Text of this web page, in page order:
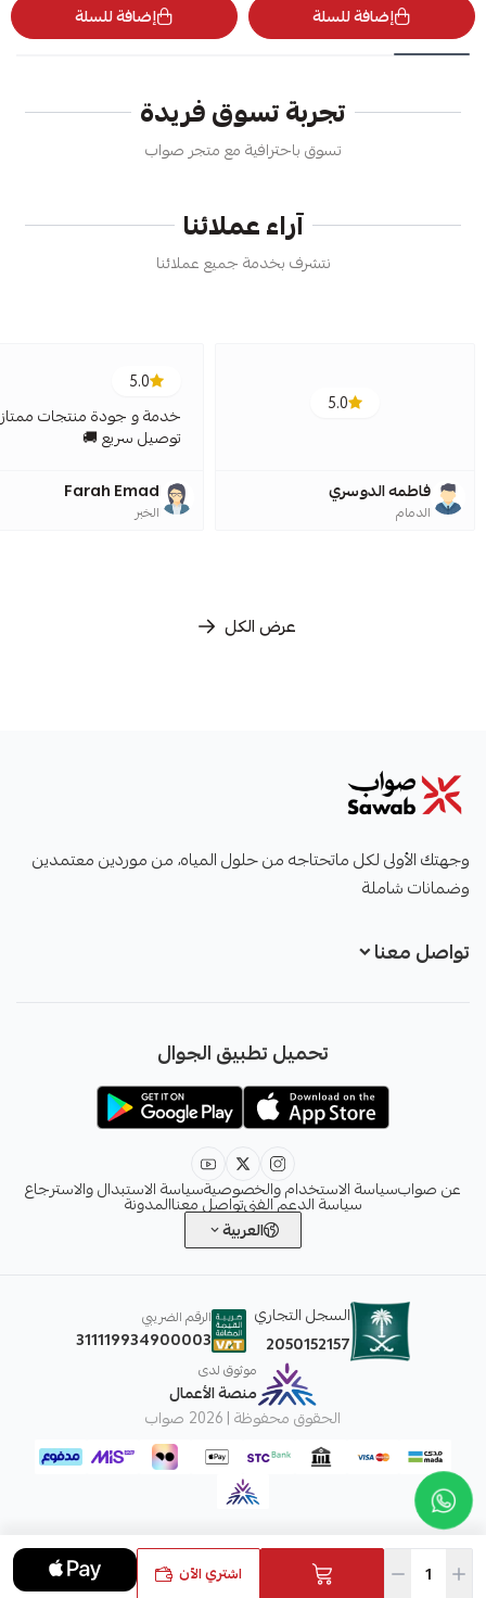
اشتري الآن
إضافة للسلة إضافة للسلة
تجربة تسوق فريدة
تسوق باحترافية مع متجر صواب
آراء عملائنا
نتشرف بخدمة جميع عملائنا
5.0
فاطمه الدوسري
الدمام
5.0
خدمة و جودة منتجات
توصيل سريع 🚚
Farah Emad
الخبر
عرض الكل
وجهتك الأولى لكل ماتحتاجه من حلول المياه، من موردين معتمدين
وضمانات شاملة
تواصل معنا
info@sawab.app
تحميل تطبيق الجوال
عن صوابسياسة الاستخدام والخصوصيةسياسة الاستبدال والاسترجاع
سياسة الدعم الفنيتواصل معناالمدونة
العربية
السجل التجاري
2050152157
الرقم الضريبي
311119934900003
موثوق لدى
منصة الأعمال
الحقوق محفوظة | 2026
صواب